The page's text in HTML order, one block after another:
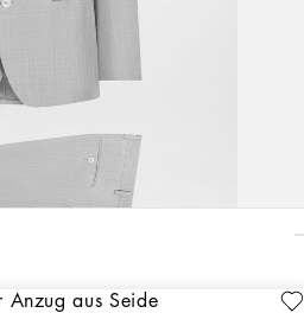
Anzug aus Seide
eine moderne Neuinterpretation des